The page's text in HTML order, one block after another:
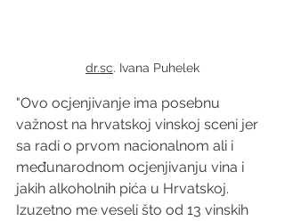
dr.sc. Ivana Puhelek
"Ovo ocjenjivanje ima posebnu
važnost na hrvatskoj vinskoj sceni jer
sa radi o prvom nacionalnom ali i
međunarodnom ocjenjivanju vina i
jakih alkoholnih pića u Hrvatskoj.
Izuzetno me veseli što od 13 vinskih